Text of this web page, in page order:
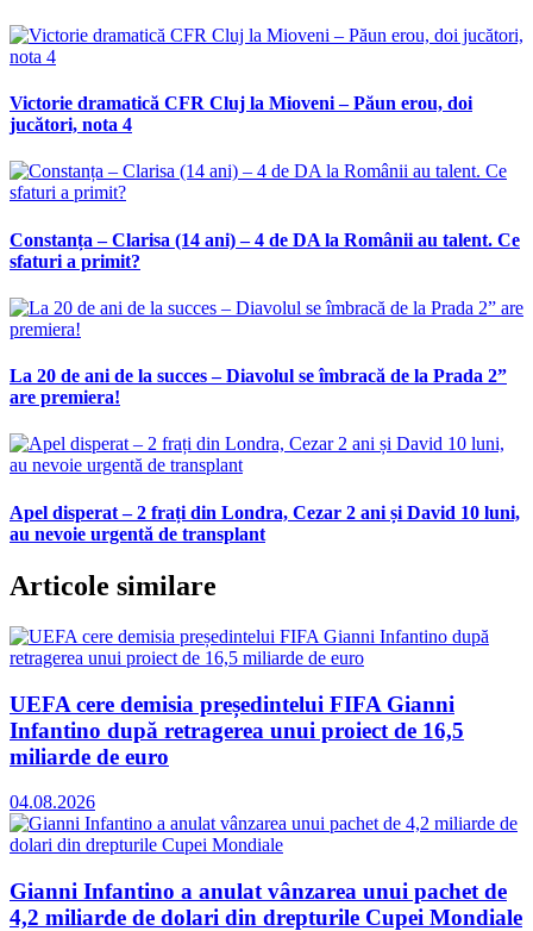
Victorie dramatică CFR Cluj la Mioveni – Păun erou, doi
jucători, nota 4
Constanța – Clarisa (14 ani) – 4 de DA la Românii au talent. Ce
sfaturi a primit?
La 20 de ani de la succes – Diavolul se îmbracă de la Prada 2”
are premiera!
Apel disperat – 2 frați din Londra, Cezar 2 ani și David 10 luni,
au nevoie urgentă de transplant
Articole similare
UEFA cere demisia președintelui FIFA Gianni
Infantino după retragerea unui proiect de 16,5
miliarde de euro
04.08.2026
Gianni Infantino a anulat vânzarea unui pachet de
4,2 miliarde de dolari din drepturile Cupei Mondiale